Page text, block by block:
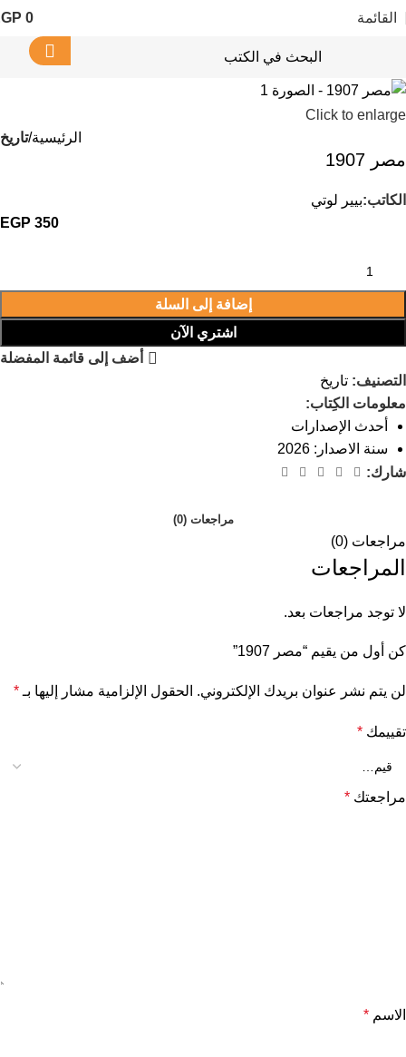
القائمة 0
Click to enlarge
الرئيسية تاريخ
مصر 1907
الكاتب:بيير لوتي
EGP 350
إضافة إلى السلة
اشتري الآن
أضف إلى قائمة المفضلة
التصنيف: تاريخ
معلومات الكِتاب:
أحدث الإصدارات
سنة الاصدار: 2026
شارك:
مراجعات (0)
مراجعات (0)
المراجعات
لا توجد مراجعات بعد.
كن أول من يقيم “مصر 1907”
لن يتم نشر عنوان بريدك الإلكتروني. الحقول الإلزامية مشار إليها بـ *
تقييمك *
مراجعتك *
الاسم *